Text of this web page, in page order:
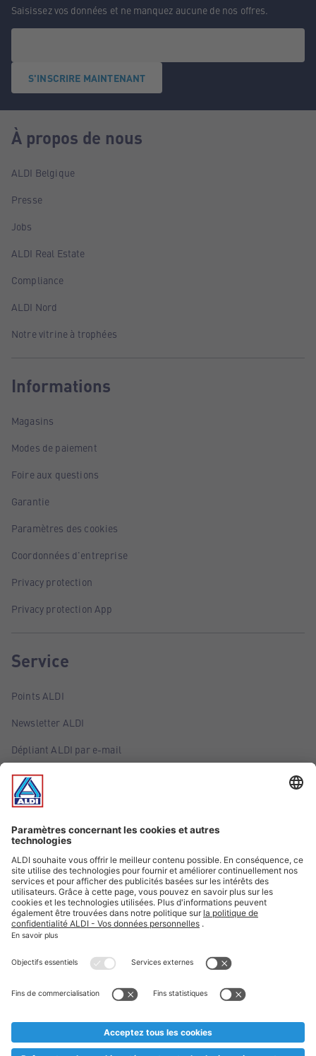
Saisissez vos données et ne manquez aucune de nos offres.
S'INSCRIRE MAINTENANT
À propos de nous
ALDI Belgique
Presse
Jobs
ALDI Real Estate
Compliance
ALDI Nord
Notre vitrine à trophées
Informations
Magasins
Modes de paiement
Foire aux questions
Garantie
Paramètres des cookies
Coordonnées d'entreprise
Privacy protection
Privacy protection App
Service
Points ALDI
Newsletter ALDI
Dépliant ALDI par e-mail
Offres
Infos essentielles
Suivez ALDI Belgique
Textes marqués d'un astérisque et mentions légales
* Nous vendons ces articles temporairement et jusqu'à
au cas où, malgré le planning bien étudié, nous serions
prématurément en rupture de stock. Prix Recupel et TVA incl.
** Sur ce site, l’utilisation de la forme masculine a été adoptée